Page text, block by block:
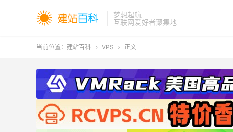
梦想起航
互联网爱好者聚集地
当前位置： 建站百科  VPS  正文